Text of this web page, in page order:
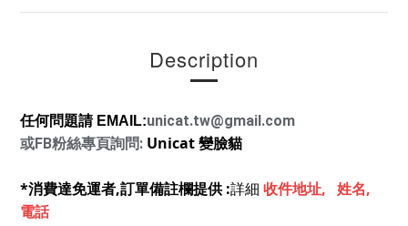
Description
任何問題請 EMAIL:unicat.tw@gmail.com
或FB粉絲專頁詢問: Unicat 變臉貓
*消費達免運者,訂單備註欄提供 :詳細 收件地址, 姓名,
電話